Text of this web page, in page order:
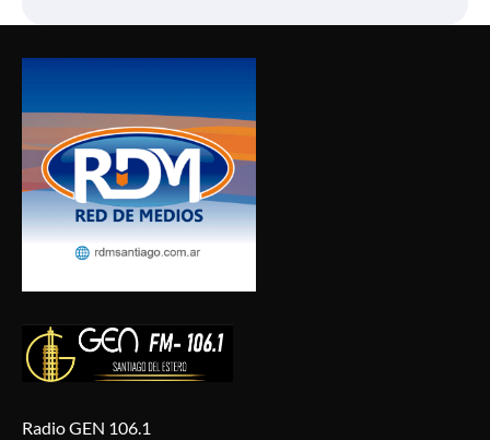
Radio GEN 106.1